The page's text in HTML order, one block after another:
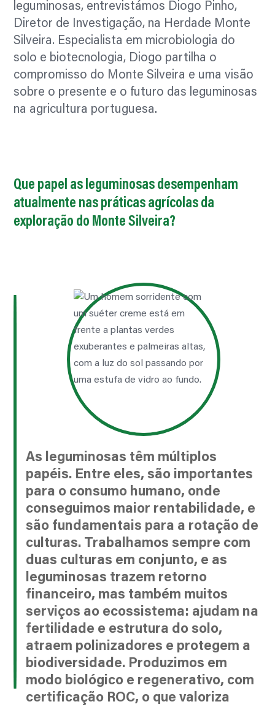
leguminosas, entrevistámos Diogo Pinho,
Diretor de Investigação, na Herdade Monte
Silveira. Especialista em microbiologia do
solo e biotecnologia, Diogo partilha o
compromisso do Monte Silveira e uma visão
sobre o presente e o futuro das leguminosas
na agricultura portuguesa.
Que papel as leguminosas desempenham
atualmente nas práticas agrícolas da
exploração do Monte Silveira?
As leguminosas têm múltiplos
papéis. Entre eles, são importantes
para o consumo humano, onde
conseguimos maior rentabilidade, e
são fundamentais para a rotação de
culturas. Trabalhamos sempre com
duas culturas em conjunto, e as
leguminosas trazem retorno
financeiro, mas também muitos
serviços ao ecossistema: ajudam na
fertilidade e estrutura do solo,
atraem polinizadores e protegem a
biodiversidade. Produzimos em
modo biológico e regenerativo, com
certificação ROC, o que valoriza